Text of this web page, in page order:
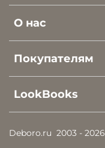
О нас
Покупателям
LookBooks
Deboro.ru 2003 - 2026